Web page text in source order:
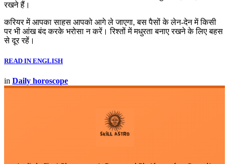
रखने हैं।
करियर में आपका साहस आपको आगे ले जाएगा, बस पैसों के लेन-देन में किसी
पर भी आंख बंद करके भरोसा न करें। रिश्तों में मधुरता बनाए रखने के लिए बहस
से दूर रहें।
READ IN ENGLISH
in Daily horoscope